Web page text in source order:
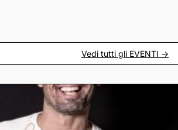
Vedi tutti gli EVENTI ->